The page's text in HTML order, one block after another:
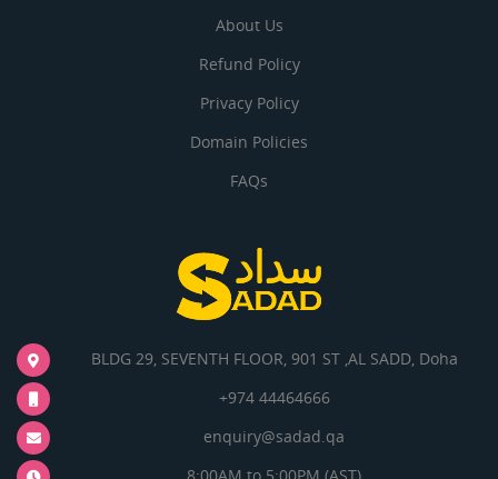
About Us
Refund Policy
Privacy Policy
Domain Policies
FAQs
BLDG 29, SEVENTH FLOOR, 901 ST ,AL SADD, Doha
+974 44464666
enquiry@sadad.qa
8:00AM to 5:00PM (AST)